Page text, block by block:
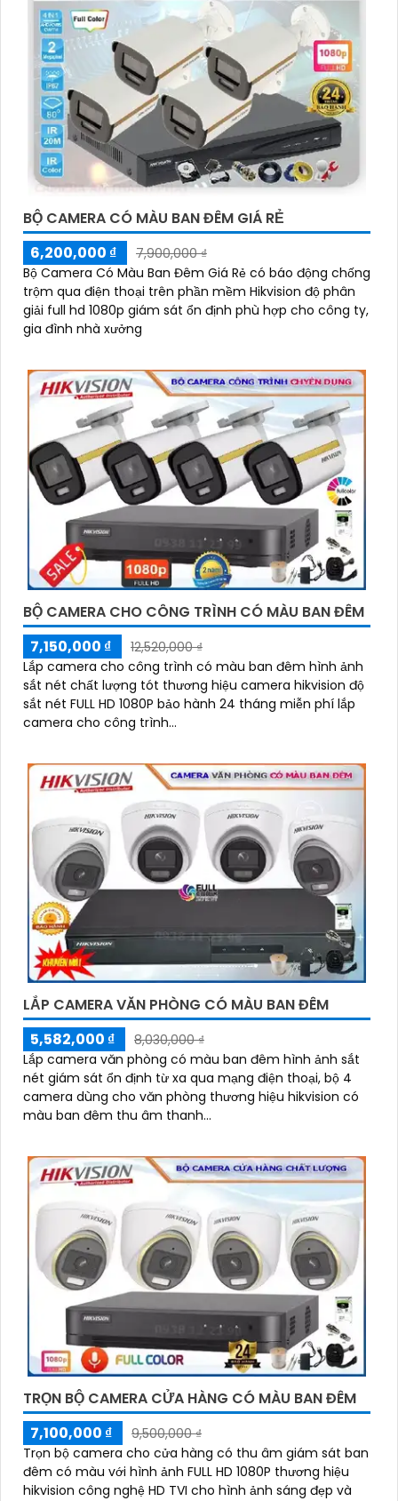
BỘ CAMERA CÓ MÀU BAN ĐÊM GIÁ RẺ
6,200,000 ₫
7,900,000 ₫
Bộ Camera Có Màu Ban Đêm Giá Rẻ có báo động chống
trộm qua điện thoại trên phần mềm Hikvision độ phân
giải full hd 1080p giám sát ổn định phù hợp cho công ty,
gia đình nhà xưởng
BỘ CAMERA CHO CÔNG TRÌNH CÓ MÀU BAN ĐÊM
7,150,000 ₫
12,520,000 ₫
Lắp camera cho công trình có màu ban đêm hình ảnh
sắt nét chất lượng tót thương hiệu camera hikvision độ
sắt nét FULL HD 1080P bảo hành 24 tháng miễn phí lắp
camera cho công trình...
LẮP CAMERA VĂN PHÒNG CÓ MÀU BAN ĐÊM
5,582,000 ₫
8,030,000 ₫
Lắp camera văn phòng có màu ban đêm hình ảnh sắt
nét giám sát ổn định từ xa qua mạng điện thoại, bộ 4
camera dùng cho văn phòng thương hiệu hikvision có
màu ban đêm thu âm thanh...
TRỌN BỘ CAMERA CỬA HÀNG CÓ MÀU BAN ĐÊM
7,100,000 ₫
9,500,000 ₫
Trọn bộ camera cho cửa hàng có thu âm giám sát ban
đêm có màu với hình ảnh FULL HD 1080P thương hiệu
hikvision công nghệ HD TVI cho hình ảnh sáng đẹp và